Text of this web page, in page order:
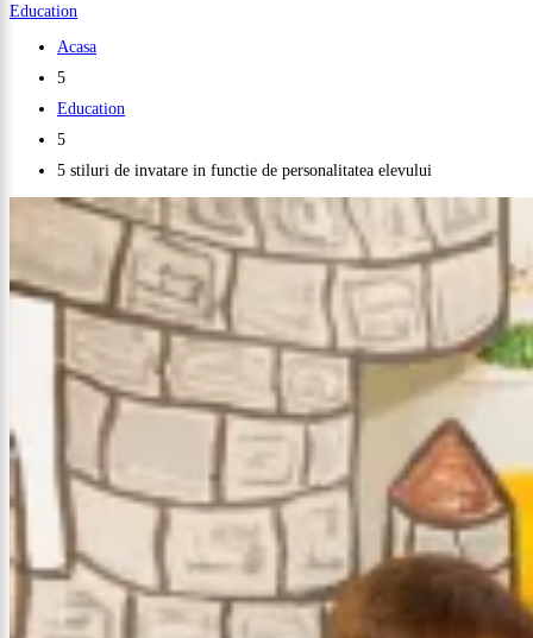
Education
Acasa
5
Education
5
5 stiluri de invatare in functie de personalitatea elevului